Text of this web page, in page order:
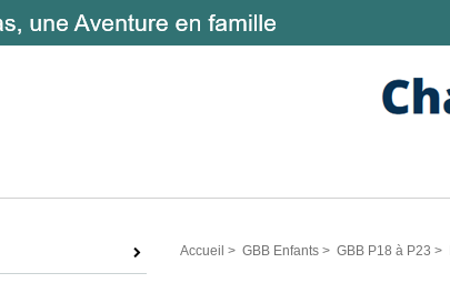
Accueil > GBB Enfants > GBB P18 à P23 >